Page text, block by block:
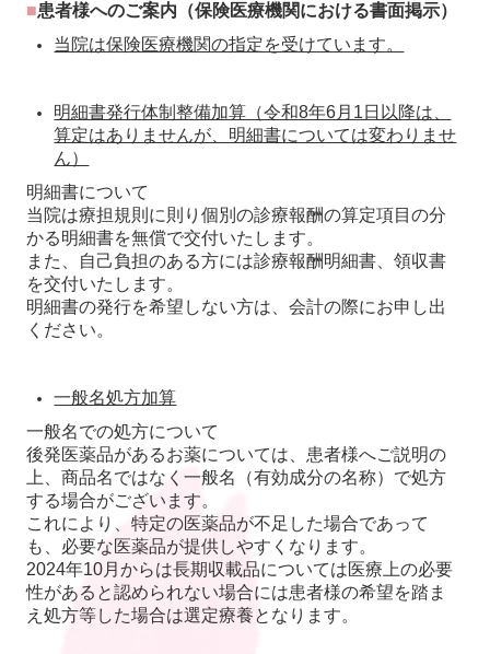
■患者様へのご案内（保険医療機関における書面掲示）
当院は保険医療機関の指定を受けています。
明細書発行体制整備加算（令和8年6月1日以降は、
算定はありませんが、明細書については変わりませ
ん）
明細書について
当院は療担規則に則り個別の診療報酬の算定項目の分
かる明細書を無償で交付いたします。
また、自己負担のある方には診療報酬明細書、領収書
を交付いたします。
明細書の発行を希望しない方は、会計の際にお申し出
ください。
一般名処方加算
一般名での処方について
後発医薬品があるお薬については、患者様へご説明の
上、商品名ではなく一般名（有効成分の名称）で処方
する場合がございます。
これにより、特定の医薬品が不足した場合であって
も、必要な医薬品が提供しやすくなります。
2024年10月からは長期収載品については医療上の必要
性があると認められない場合には患者様の希望を踏ま
え処方等した場合は選定療養となります。